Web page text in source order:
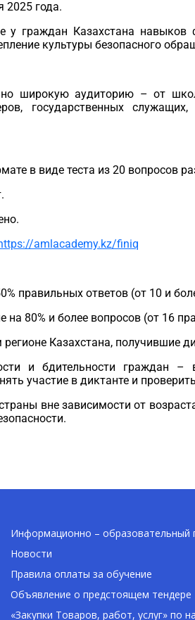
2025 года.
у граждан Казахстана навыков
культуры безопасного
широкую аудиторию – от
государственных
в виде теста из 20 вопросов
amlacademy.kz/finiq
правильных ответов (от 10 и
на 80% и более вопросов (от 16
Казахстана,
и бдительности граждан –
участие в диктанте и
вне зависимости от
Информационно – образовательный
Новости
Правила оплаты за обучение
Объявление о предстоящем тендере
«Закупки Товаров, работ, услуг» по